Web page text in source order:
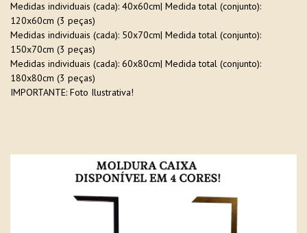
Medidas individuais (cada): 40x60cm| Medida total (conjunto):
120x60cm (3 peças)
Medidas individuais (cada): 50x70cm| Medida total (conjunto):
150x70cm (3 peças)
Medidas individuais (cada): 60x80cm| Medida total (conjunto):
180x80cm (3 peças)
IMPORTANTE: Foto Ilustrativa!